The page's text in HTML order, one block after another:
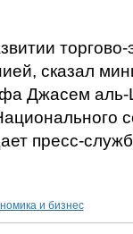
сказал
Джасем
пресс-
и бизнес